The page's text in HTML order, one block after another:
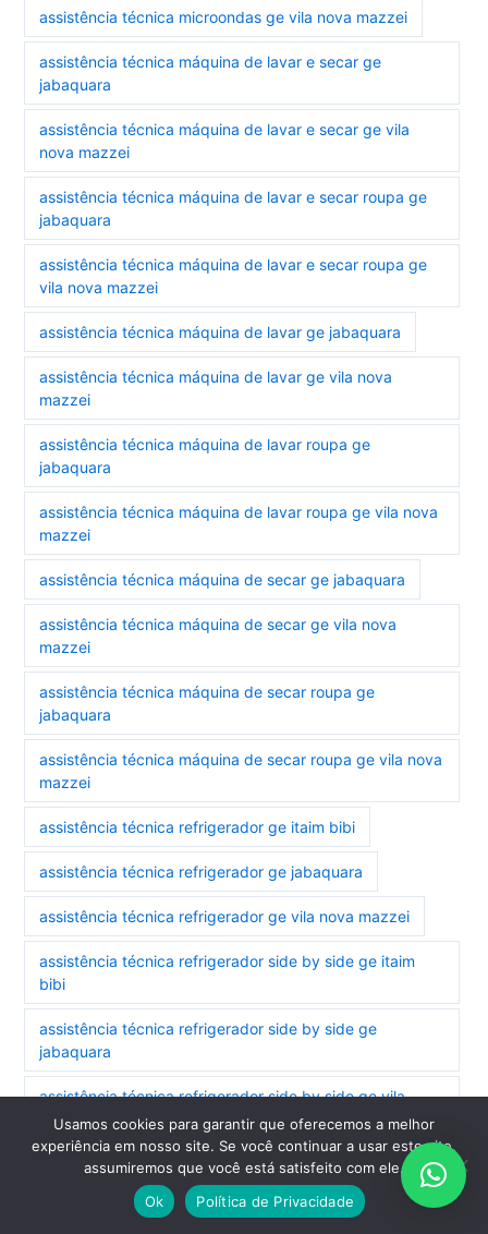
assistência técnica microondas ge vila nova mazzei
assistência técnica máquina de lavar e secar ge
jabaquara
assistência técnica máquina de lavar e secar ge vila
nova mazzei
assistência técnica máquina de lavar e secar roupa ge
jabaquara
assistência técnica máquina de lavar e secar roupa ge
vila nova mazzei
assistência técnica máquina de lavar ge jabaquara
assistência técnica máquina de lavar ge vila nova
mazzei
assistência técnica máquina de lavar roupa ge
jabaquara
assistência técnica máquina de lavar roupa ge vila nova
mazzei
assistência técnica máquina de secar ge jabaquara
assistência técnica máquina de secar ge vila nova
mazzei
assistência técnica máquina de secar roupa ge
jabaquara
assistência técnica máquina de secar roupa ge vila nova
mazzei
assistência técnica refrigerador ge itaim bibi
assistência técnica refrigerador ge jabaquara
assistência técnica refrigerador ge vila nova mazzei
assistência técnica refrigerador side by side ge itaim
bibi
assistência técnica refrigerador side by side ge
jabaquara
assistência técnica refrigerador side by side ge vila
nova mazzei
assistência técnica secadora ge jabaquara
assistência técnica secadora ge vila nova mazzei
Usamos cookies para garantir que oferecemos a melhor
experiência em nosso site. Se você continuar a usar este site,
assumiremos que você está satisfeito com ele.
Ok
Política de Privacidade